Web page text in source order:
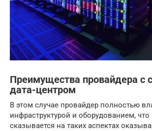
Преимущества провайдера с
дата-центром
В этом случае провайдер полностью
инфраструктурой и оборудованием,
сказывается на таких аспектах